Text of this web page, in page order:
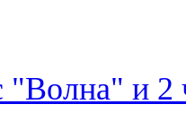
"Волна" и 2